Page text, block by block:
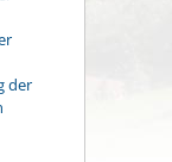
der